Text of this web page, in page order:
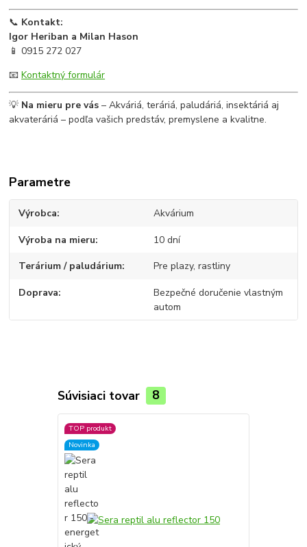
📞 Kontakt:
Igor Heriban a Milan Hason
📱 0915 272 027
📧Kontaktný formulár
💡 Na mieru pre vás – Akváriá, teráriá, paludáriá, insektáriá aj
akvateráriá – podľa vašich predstáv, premyslene a kvalitne.
Parametre
Výrobca Akvárium
Výroba na mieru 10 dní
Terárium / paludárium Pre plazy, rastliny
Doprava
Bezpečné doručenie vlastným
autom
Súvisiaci tovar 8
TOP produkt
Novinka